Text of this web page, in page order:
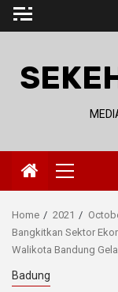
Skip
Primary
Menu
Home 2021
Bangkitkan Sektor
Walikota Bandung
Badung